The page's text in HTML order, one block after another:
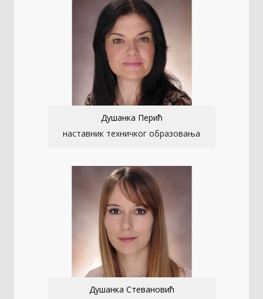
Душанка Перић
наставник техничког образовања
Душанка Стевановић